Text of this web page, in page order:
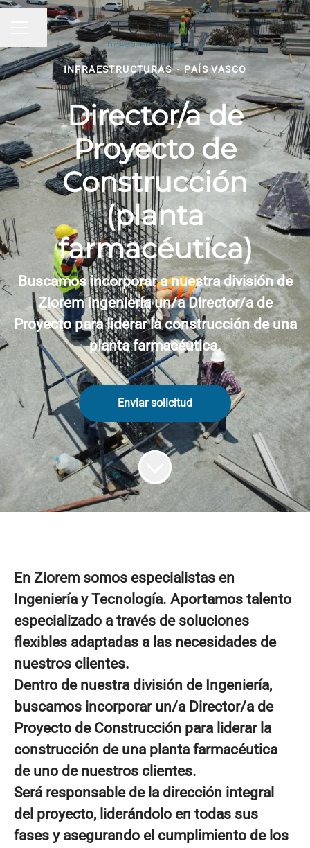
MENÚ DE EMPLEO
Compartir página
INFRAESTRUCTURAS · PAÍS VASCO
Director/a de
Proyecto de
Construcción
(planta
farmacéutica)
Buscamos incorporar a nuestra división de
Ziorem Ingeniería un/a Director/a de
Proyecto para liderar la construcción de una
planta farmacéutica.
Enviar solicitud
En Ziorem somos especialistas en
Ingeniería y Tecnología. Aportamos talento
especializado a través de soluciones
flexibles adaptadas a las necesidades de
nuestros clientes.
Dentro de nuestra división de Ingeniería,
buscamos incorporar un/a Director/a de
Proyecto de Construcción para liderar la
construcción de una planta farmacéutica
de uno de nuestros clientes.
Será responsable de la dirección integral
del proyecto, liderándolo en todas sus
fases y asegurando el cumplimiento de los